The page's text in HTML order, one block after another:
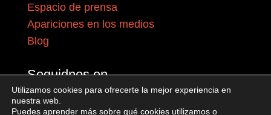
Espacio de prensa
Apariciones en los medios
Blog
Seguidnos en
Utilizamos cookies para ofrecerte la mejor experiencia en
nuestra web.
Puedes aprender más sobre qué cookies utilizamos o